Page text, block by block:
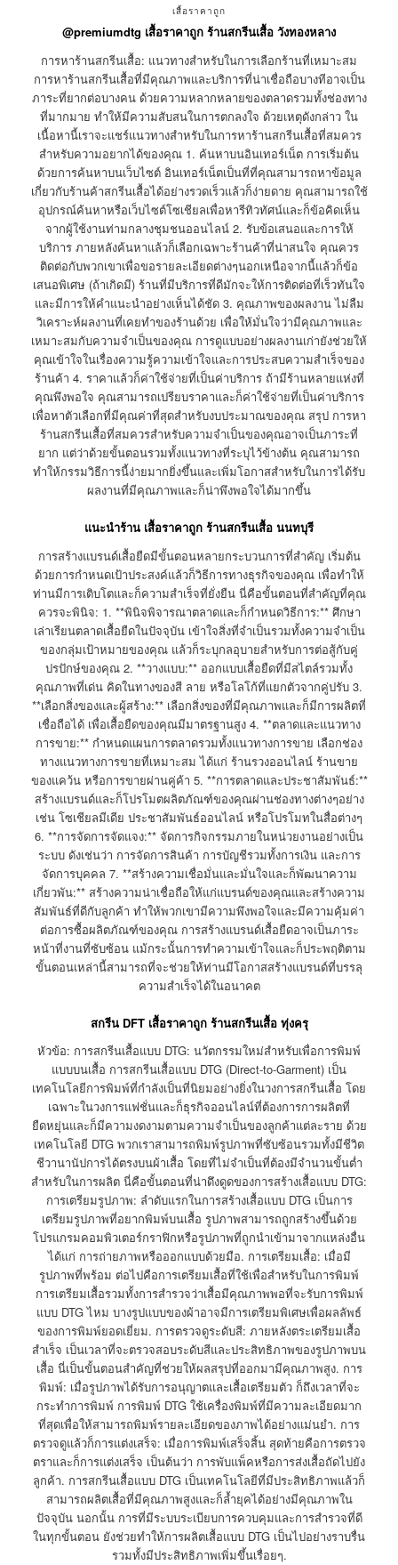
เสื้อราคาถูก
@premiumdtg เสื้อราคาถูก ร้านสกรีนเสื้อ วังทองหลาง
การหาร้านสกรีนเสื้อ: แนวทางสำหรับในการเลือกร้านที่เหมาะสม
การหาร้านสกรีนเสื้อที่มีคุณภาพและบริการที่น่าเชื่อถือบางทีอาจเป็น
ภาระที่ยากต่อบางคน ด้วยความหลากหลายของตลาดรวมทั้งช่องทาง
ที่มากมาย ทำให้มีความสับสนในการตกลงใจ ด้วยเหตุดังกล่าว ใน
เนื้อหานี้เราจะแชร์แนวทางสำหรับในการหาร้านสกรีนเสื้อที่สมควร
สำหรับความอยากได้ของคุณ 1. ค้นหาบนอินเทอร์เน็ต การเริ่มต้น
ด้วยการค้นหาบนเว็บไซต์ อินเทอร์เน็ตเป็นที่ที่คุณสามารถหาข้อมูล
เกี่ยวกับร้านค้าสกรีนเสื้อได้อย่างรวดเร็วแล้วก็ง่ายดาย คุณสามารถใช้
อุปกรณ์ค้นหาหรือเว็บไซต์โซเชียลเพื่อหารีทิวทัศน์และก็ข้อคิดเห็น
จากผู้ใช้งานท่ามกลางชุมชนออนไลน์ 2. รับข้อเสนอและการให้
บริการ ภายหลังค้นหาแล้วก็เลือกเฉพาะร้านค้าที่น่าสนใจ คุณควร
ติดต่อกับพวกเขาเพื่อขอรายละเอียดต่างๆนอกเหนือจากนี้แล้วก็ข้อ
เสนอพิเศษ (ถ้าเกิดมี) ร้านที่มีบริการที่ดีมักจะให้การติดต่อที่เร็วทันใจ
และมีการให้คำแนะนำอย่างเห็นได้ชัด 3. คุณภาพของผลงาน ไม่ลืม
วิเคราะห์ผลงานที่เคยทำของร้านด้วย เพื่อให้มั่นใจว่ามีคุณภาพและ
เหมาะสมกับความจำเป็นของคุณ การดูแบบอย่างผลงานเก่ายังช่วยให้
คุณเข้าใจในเรื่องความรู้ความเข้าใจและการประสบความสำเร็จของ
ร้านค้า 4. ราคาแล้วก็ค่าใช้จ่ายที่เป็นค่าบริการ ถ้ามีร้านหลายแห่งที่
คุณพึงพอใจ คุณสามารถเปรียบราคาและก็ค่าใช้จ่ายที่เป็นค่าบริการ
เพื่อหาตัวเลือกที่มีคุณค่าที่สุดสำหรับงบประมาณของคุณ สรุป การหา
ร้านสกรีนเสื้อที่สมควรสำหรับความจำเป็นของคุณอาจเป็นภาระที่
ยาก แต่ว่าด้วยขั้นตอนรวมทั้งแนวทางที่ระบุไว้ข้างต้น คุณสามารถ
ทำให้กรรมวิธีการนี้ง่ายมากยิ่งขึ้นและเพิ่มโอกาสสำหรับในการได้รับ
ผลงานที่มีคุณภาพและก็น่าพึงพอใจได้มากขึ้น
แนะนำร้าน เสื้อราคาถูก ร้านสกรีนเสื้อ นนทบุรี
การสร้างแบรนด์เสื้อยืดมีขั้นตอนหลายกระบวนการที่สำคัญ เริ่มต้น
ด้วยการกำหนดเป้าประสงค์แล้วก็วิธีการทางธุรกิจของคุณ เพื่อทำให้
ท่านมีการเติบโตและก็ความสำเร็จที่ยั่งยืน นี่คือขั้นตอนที่สำคัญที่คุณ
ควรจะพินิจ: 1. **พินิจพิจารณาตลาดและก็กำหนดวิธีการ:** ศึกษา
เล่าเรียนตลาดเสื้อยืดในปัจจุบัน เข้าใจสิ่งที่จำเป็นรวมทั้งความจำเป็น
ของกลุ่มเป้าหมายของคุณ แล้วก็ระบุกลอุบายสำหรับการต่อสู้กับคู่
ปรปักษ์ของคุณ 2. **วางแบบ:** ออกแบบเสื้อยืดที่มีสไตล์รวมทั้ง
คุณภาพที่เด่น คิดในทางของสี ลาย หรือโลโก้ที่แยกตัวจากคู่ปรับ 3.
**เลือกสิ่งของและผู้สร้าง:** เลือกสิ่งของที่มีคุณภาพและก็มีการผลิตที่
เชื่อถือได้ เพื่อเสื้อยืดของคุณมีมาตรฐานสูง 4. **ตลาดและแนวทาง
การขาย:** กำหนดแผนการตลาดรวมทั้งแนวทางการขาย เลือกช่อง
ทางแนวทางการขายที่เหมาะสม ได้แก่ ร้านรวงออนไลน์ ร้านขาย
ของแคว้น หรือการขายผ่านคู่ค้า 5. **การตลาดและประชาสัมพันธ์:**
สร้างแบรนด์และก็โปรโมตผลิตภัณฑ์ของคุณผ่านช่องทางต่างๆอย่าง
เช่น โซเชียลมีเดีย ประชาสัมพันธ์ออนไลน์ หรือโปรโมทในสื่อต่างๆ
6. **การจัดการจัดแจง:** จัดการกิจกรรมภายในหน่วยงานอย่างเป็น
ระบบ ดังเช่นว่า การจัดการสินค้า การบัญชีรวมทั้งการเงิน และการ
จัดการบุคคล 7. **สร้างความเชื่อมั่นและมั่นใจและก็พัฒนาความ
เกี่ยวพัน:** สร้างความน่าเชื่อถือให้แก่แบรนด์ของคุณและสร้างความ
สัมพันธ์ที่ดีกับลูกค้า ทำให้พวกเขามีความพึงพอใจและมีความคุ้มค่า
ต่อการซื้อผลิตภัณฑ์ของคุณ การสร้างแบรนด์เสื้อยืดอาจเป็นภาระ
หน้าที่งานที่ซับซ้อน แม้กระนั้นการทำความเข้าใจและก็ประพฤติตาม
ขั้นตอนเหล่านี้สามารถที่จะช่วยให้ท่านมีโอกาสสร้างแบรนด์ที่บรรลุ
ความสำเร็จได้ในอนาคต
สกรีน DFT เสื้อราคาถูก ร้านสกรีนเสื้อ ทุ่งครุ
หัวข้อ: การสกรีนเสื้อแบบ DTG: นวัตกรรมใหม่สำหรับเพื่อการพิมพ์
แบบบนเสื้อ การสกรีนเสื้อแบบ DTG (Direct-to-Garment) เป็น
เทคโนโลยีการพิมพ์ที่กำลังเป็นที่นิยมอย่างยิ่งในวงการสกรีนเสื้อ โดย
เฉพาะในวงการแฟชั่นและก็ธุรกิจออนไลน์ที่ต้องการการผลิตที่
ยืดหยุ่นและก็มีความงดงามตามความจำเป็นของลูกค้าแต่ละราย ด้วย
เทคโนโลยี DTG พวกเราสามารถพิมพ์รูปภาพที่ซับซ้อนรวมทั้งมีชีวิต
ชีวานานัปการได้ตรงบนผ้าเสื้อ โดยที่ไม่จำเป็นที่ต้องมีจำนวนขั้นต่ำ
สำหรับในการผลิต นี่คือขั้นตอนที่น่าดึงดูดของการสร้างเสื้อแบบ DTG:
การเตรียมรูปภาพ: ลำดับแรกในการสร้างเสื้อแบบ DTG เป็นการ
เตรียมรูปภาพที่อยากพิมพ์บนเสื้อ รูปภาพสามารถถูกสร้างขึ้นด้วย
โปรแกรมคอมพิวเตอร์กราฟิกหรือรูปภาพที่ถูกนำเข้ามาจากแหล่งอื่น
ได้แก่ การถ่ายภาพหรือออกแบบด้วยมือ. การเตรียมเสื้อ: เมื่อมี
รูปภาพที่พร้อม ต่อไปคือการเตรียมเสื้อที่ใช้เพื่อสำหรับในการพิมพ์
การเตรียมเสื้อรวมทั้งการสำรวจว่าเสื้อมีคุณภาพพอที่จะรับการพิมพ์
แบบ DTG ไหม บางรูปแบบของผ้าอาจมีการเตรียมพิเศษเพื่อผลลัพธ์
ของการพิมพ์ยอดเยี่ยม. การตรวจดูระดับสี: ภายหลังตระเตรียมเสื้อ
สำเร็จ เป็นเวลาที่จะตรวจสอบระดับสีและประสิทธิภาพของรูปภาพบน
เสื้อ นี่เป็นขั้นตอนสำคัญที่ช่วยให้ผลสรุปที่ออกมามีคุณภาพสูง. การ
พิมพ์: เมื่อรูปภาพได้รับการอนุญาตและเสื้อเตรียมตัว ก็ถึงเวลาที่จะ
กระทำการพิมพ์ การพิมพ์ DTG ใช้เครื่องพิมพ์ที่มีความละเอียดมาก
ที่สุดเพื่อให้สามารถพิมพ์รายละเอียดของภาพได้อย่างแม่นยำ. การ
ตรวจดูแล้วก็การแต่งเสร็จ: เมื่อการพิมพ์เสร็จสิ้น สุดท้ายคือการตรวจ
ตราและก็การแต่งเสร็จ เป็นต้นว่า การพับแพ็คหรือการส่งเสื้อถัดไปยัง
ลูกค้า. การสกรีนเสื้อแบบ DTG เป็นเทคโนโลยีที่มีประสิทธิภาพแล้วก็
สามารถผลิตเสื้อที่มีคุณภาพสูงและก็ล้ำยุคได้อย่างมีคุณภาพใน
ปัจจุบัน นอกนั้น การที่มีระบบระเบียบการควบคุมและการสำรวจที่ดี
ในทุกขั้นตอน ยังช่วยทำให้การผลิตเสื้อแบบ DTG เป็นไปอย่างราบรื่น
รวมทั้งมีประสิทธิภาพเพิ่มขึ้นเรื่อยๆ.